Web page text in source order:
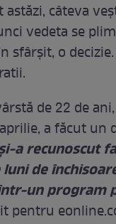
câteva
vedeta se
sfârșit, o
de 22 de
a făcut un
a recunoscut
de
un program
pentru